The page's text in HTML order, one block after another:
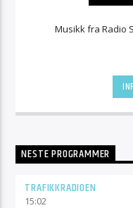
Musikk fra Radio
NESTE PROGRAMMER
TRAFIKKRADIOEN
15:02